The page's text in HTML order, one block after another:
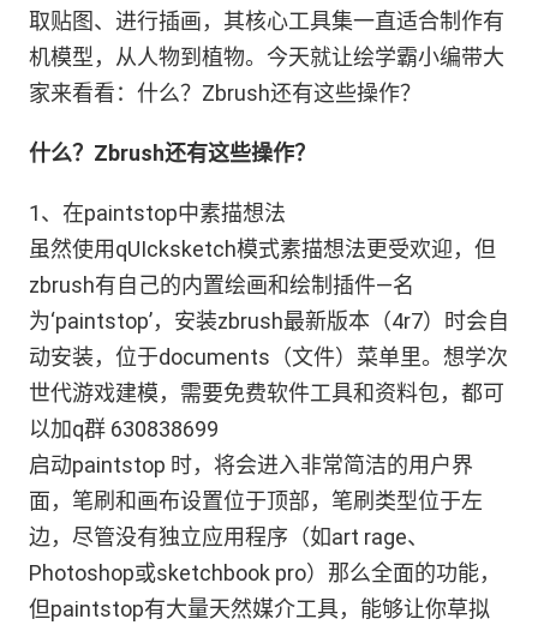
取贴图、进行插画，其核心工具集一直适合制作有
机模型，从人物到植物。今天就让绘学霸小编带大
家来看看：什么？Zbrush还有这些操作？
什么？Zbrush还有这些操作？
1、在paintstop中素描想法
虽然使用qUIcksketch模式素描想法更受欢迎，但
zbrush有自己的内置绘画和绘制插件—名
为‘paintstop’，安装zbrush最新版本（4r7）时会自
动安装，位于documents（文件）菜单里。想学次
世代游戏建模，需要免费软件工具和资料包，都可
以加q群 630838699
启动paintstop 时，将会进入非常简洁的用户界
面，笔刷和画布设置位于顶部，笔刷类型位于左
边，尽管没有独立应用程序（如art rage、
Photoshop或sketchbook pro）那么全面的功能，
但paintstop有大量天然媒介工具，能够让你草拟